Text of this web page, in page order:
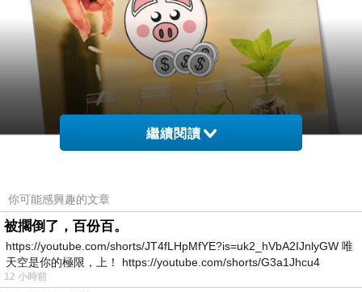
繼續閱讀
你可能感興趣的文章
被擱倒了，百份百。
https://youtube.com/shorts/JT4fLHpMfYE?is=uk2_hVbA2IJnlyGW 唯
天空是你的極限，上！ https://youtube.com/shorts/G3a1Jhcu4
12 小時前